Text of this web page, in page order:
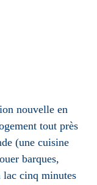
nouvelle en
tout près
(une cuisine
barques,
lac cinq minutes